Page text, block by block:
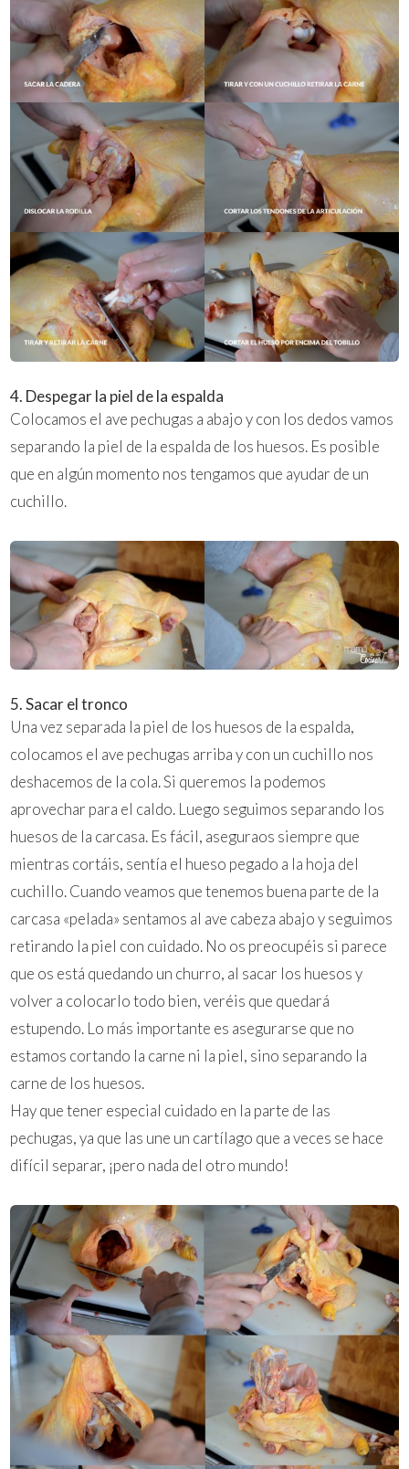
4. Despegar la piel de la espalda
Colocamos el ave pechugas a abajo y con los dedos vamos
separando la piel de la espalda de los huesos. Es posible
que en algún momento nos tengamos que ayudar de un
cuchillo.
5. Sacar el tronco
Una vez separada la piel de los huesos de la espalda,
colocamos el ave pechugas arriba y con un cuchillo nos
deshacemos de la cola. Si queremos la podemos
aprovechar para el caldo. Luego seguimos separando los
huesos de la carcasa. Es fácil, aseguraos siempre que
mientras cortáis, sentía el hueso pegado a la hoja del
cuchillo. Cuando veamos que tenemos buena parte de la
carcasa «pelada» sentamos al ave cabeza abajo y seguimos
retirando la piel con cuidado. No os preocupéis si parece
que os está quedando un churro, al sacar los huesos y
volver a colocarlo todo bien, veréis que quedará
estupendo. Lo más importante es asegurarse que no
estamos cortando la carne ni la piel, sino separando la
carne de los huesos.
Hay que tener especial cuidado en la parte de las
pechugas, ya que las une un cartílago que a veces se hace
difícil separar, ¡pero nada del otro mundo!